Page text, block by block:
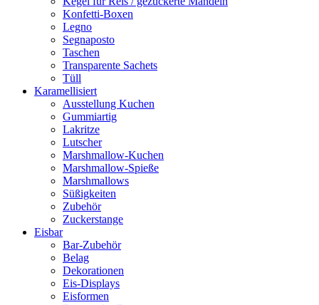
Konfetti-Boxen
Legno
Segnaposto
Taschen
Transparente Sachets
Tüll
Karamellisiert
Ausstellung Kuchen
Gummiartig
Lakritze
Lutscher
Marshmallow-Kuchen
Marshmallow-Spieße
Marshmallows
Süßigkeiten
Zubehör
Zuckerstange
Eisbar
Bar-Zubehör
Belag
Dekorationen
Eis-Displays
Eisformen